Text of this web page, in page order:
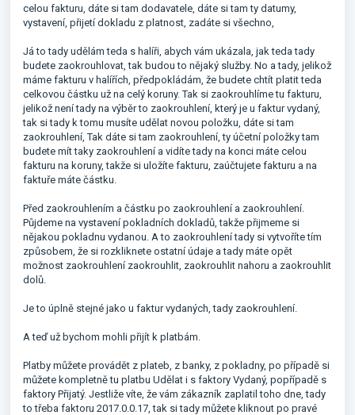
celou fakturu, dáte si tam dodavatele, dáte si tam ty datumy,
vystavení, přijetí dokladu z platnost, zadáte si všechno,
Já to tady udělám teda s halíři, abych vám ukázala, jak teda tady
budete zaokrouhlovat, tak budou to nějaký služby. No a tady, jelikož
máme fakturu v halířích, předpokládám, že budete chtít platit teda
celkovou částku už na celý koruny. Tak si zaokrouhlíme tu fakturu,
jelikož není tady na výběr to zaokrouhlení, který je u faktur vydaný,
tak si tady k tomu musíte udělat novou položku, dáte si tam
zaokrouhlení, Tak dáte si tam zaokrouhlení, ty účetní položky tam
budete mít taky zaokrouhlení a vidíte tady na konci máte celou
fakturu na koruny, takže si uložíte fakturu, zaúčtujete fakturu a na
faktuře máte částku.
Před zaokrouhlením a částku po zaokrouhlení a zaokrouhlení.
Půjdeme na vystavení pokladních dokladů, takže přijmeme si
nějakou pokladnu vydanou. A to zaokrouhlení tady si vytvoříte tím
způsobem, že si rozkliknete ostatní údaje a tady máte opět
možnost zaokrouhlení zaokrouhlit, zaokrouhlit nahoru a zaokrouhlit
dolů.
Je to úplně stejné jako u faktur vydaných, tady zaokrouhlení.
A teď už bychom mohli přijít k platbám.
Platby můžete provádět z plateb, z banky, z pokladny, po případě si
můžete kompletně tu platbu Udělat i s faktory Vydaný, popřípadě s
faktory Přijatý. Jestliže víte, že vám zákazník zaplatil toho dne, tady
to třeba faktoru 2017.0.0.17, tak si tady můžete kliknout po pravé